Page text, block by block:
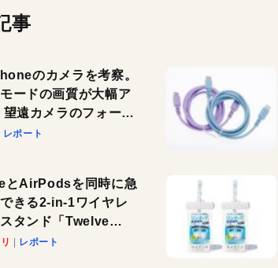
事
のカメラを考察。
ードの画質が大幅ア
望遠カメラのフォーカ
にシャープに？
レポート
とAirPodsを同時に急
きる2-in-1ワイヤレ
タンド「Twelve
2 Deluxe」が
レポート